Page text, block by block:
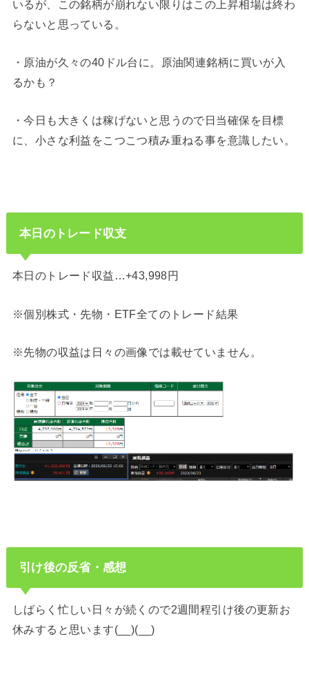
いるが、この銘柄が崩れない限りはこの上昇相場は終わ
らないと思っている。
・原油が久々の40ドル台に。原油関連銘柄に買いが入
るかも？
・今日も大きくは稼げないと思うので日当確保を目標
に、小さな利益をこつこつ積み重ねる事を意識したい。
本日のトレード収支
本日のトレード収益…+43,998円
※個別株式・先物・ETF全てのトレード結果
※先物の収益は日々の画像では載せていません。
引け後の反省・感想
しばらく忙しい日々が続くので2週間程引け後の更新お
休みすると思います(__)(__)